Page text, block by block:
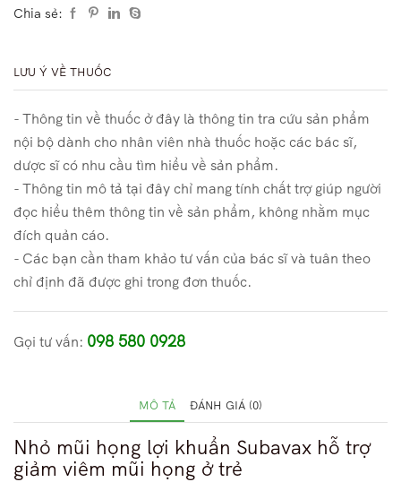
Chia sẻ:
LƯU Ý VỀ THUỐC
- Thông tin về thuốc ở đây là thông tin tra cứu sản phẩm
nội bộ dành cho nhân viên nhà thuốc hoặc các bác sĩ,
dược sĩ có nhu cầu tìm hiểu về sản phẩm.
- Thông tin mô tả tại đây chỉ mang tính chất trợ giúp người
đọc hiểu thêm thông tin về sản phẩm, không nhằm mục
đích quản cáo.
- Các bạn cần tham khảo tư vấn của bác sĩ và tuân theo
chỉ định đã được ghi trong đơn thuốc.
Gọi tư vấn: 098 580 0928
MÔ TẢ ĐÁNH GIÁ (0)
Nhỏ mũi họng lợi khuẩn Subavax hỗ trợ
giảm viêm mũi họng ở trẻ